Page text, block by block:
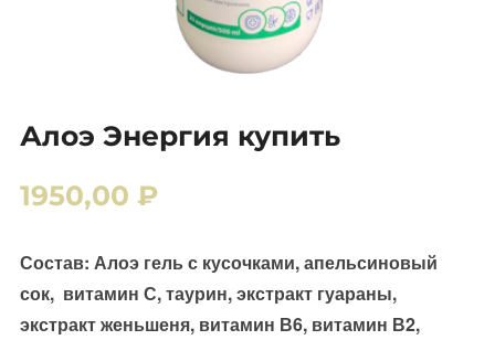
Алоэ Энергия купить
1950,00 ₽
Состав: Алоэ гель с кусочками, апельсиновый
сок, витамин С, таурин, экстракт гуараны,
экстракт женьшеня, витамин В6, витамин В2,